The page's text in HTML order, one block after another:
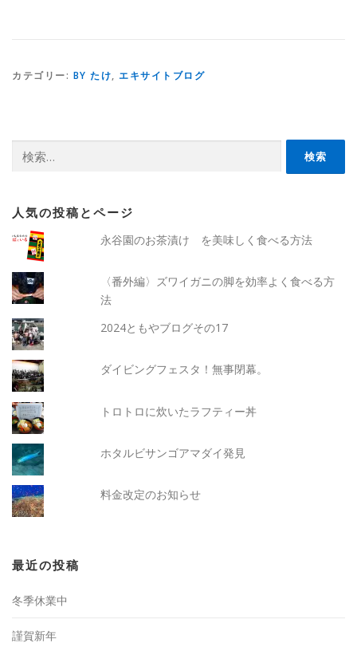
カテゴリー: BY たけ, エキサイトブログ
索:
人気の投稿とページ
永谷園のお茶漬け を美味しく食べる方法
〈番外編〉ズワイガニの脚を効率よく食べる方
法
2024ともやブログその17
ダイビングフェスタ！無事閉幕。
トロトロに炊いたラフティー丼
ホタルビサンゴアマダイ発見
料金改定のお知らせ
最近の投稿
冬季休業中
謹賀新年